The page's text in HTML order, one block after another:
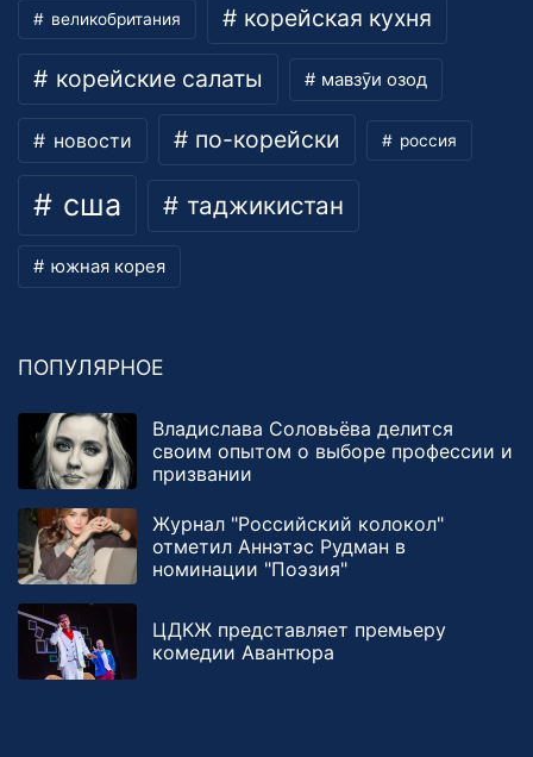
великобритания корейская кухня
корейские салаты мавзӯи озод
новости по-корейски россия
сша таджикистан
южная корея
ПОПУЛЯРНОЕ
Владислава Соловьёва делится
своим опытом о выборе профессии и
призвании
Журнал "Российский колокол"
отметил Аннэтэс Рудман в
номинации "Поэзия"
ЦДКЖ представляет премьеру
комедии Авантюра